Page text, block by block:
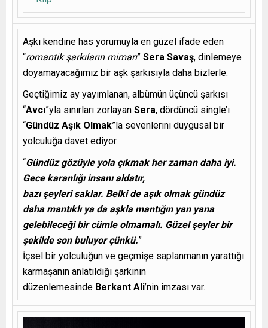
Aşkı kendine has yorumuyla en güzel ifade eden
“romantik şarkıların mimarı” Sera Savaş, dinlemeye
doyamayacağımız bir aşk şarkısıyla daha bizlerle.
Geçtiğimiz ay yayımlanan, albümün üçüncü şarkısı
“Avcı”yla sınırları zorlayan Sera, dördüncü single’ı
“Gündüz Aşık Olmak”la sevenlerini duygusal bir
yolculuğa davet ediyor.
“Gündüz gözüyle yola çıkmak her zaman daha iyi.
Gece karanlığı insanı aldatır,
bazı şeyleri saklar. Belki de aşık olmak gündüz
daha mantıklı ya da aşkla mantığın yan yana
gelebileceği bir cümle olmamalı. Güzel şeyler bir
şekilde son buluyor çünkü.”
İçsel bir yolculuğun ve geçmişe saplanmanın yarattığı
karmaşanın anlatıldığı şarkının
düzenlemesinde Berkant Ali’nin imzası var.